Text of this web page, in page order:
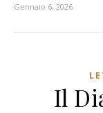
Gennaio 6, 2026
Il